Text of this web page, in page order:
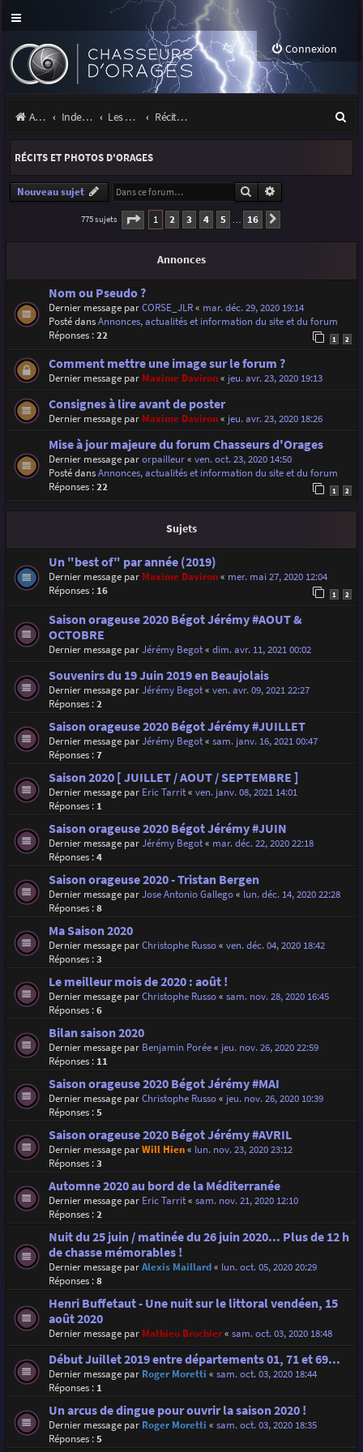
Connexion
Accueil Index du forum Les orages Récits et photos d'orages
e
r
RÉCITS ET PHOTOS D'ORAGES
Nouveau sujet Rechercher
775 sujets Page 1sur 16
1 2 3 4 5 … 16
Annonces
Nom ou Pseudo ?
Dernier message parCORSE_JLR« mar. déc. 29, 2020 19:14
Posté dansAnnonces, actualités et information du site et du forum
Réponses :22 1 2
Comment mettre une image sur le forum ?
Dernier message par Maxime Daviron« jeu. avr. 23, 2020 19:13
Consignes à lire avant de poster
Dernier message par Maxime Daviron« jeu. avr. 23, 2020 18:26
Mise à jour majeure du forum Chasseurs d'Orages
Dernier message parorpailleur« ven. oct. 23, 2020 14:50
Posté dansAnnonces, actualités et information du site et du forum
Réponses :22 1 2
Sujets
Un "best of" par année (2019)
Dernier message par Maxime Daviron« mer. mai 27, 2020 12:04
Réponses : 16 1 2
Saison orageuse 2020 Bégot Jérémy #AOUT &
OCTOBRE
Dernier message parJérémy Begot« dim. avr. 11, 2021 00:02
Souvenirs du 19 Juin 2019 en Beaujolais
Dernier message parJérémy Begot« ven. avr. 09, 2021 22:27
Réponses :2
Saison orageuse 2020 Bégot Jérémy #JUILLET
Dernier message parJérémy Begot« sam. janv. 16, 2021 00:47
Réponses :7
Saison 2020 [ JUILLET / AOUT / SEPTEMBRE ]
Dernier message par Eric Tarrit« ven. janv. 08, 2021 14:01
Réponses : 1
Saison orageuse 2020 Bégot Jérémy #JUIN
Dernier message parJérémy Begot« mar. déc. 22, 2020 22:18
Réponses :4
Saison orageuse 2020 - Tristan Bergen
Dernier message parJose Antonio Gallego« lun. déc. 14, 2020 22:28
Réponses :8
Ma Saison 2020
Dernier message parChristophe Russo« ven. déc. 04, 2020 18:42
Réponses :3
Le meilleur mois de 2020 : août !
Dernier message parChristophe Russo« sam. nov. 28, 2020 16:45
Réponses :6
Bilan saison 2020
Dernier message par Benjamin Porée« jeu. nov. 26, 2020 22:59
Réponses : 11
Saison orageuse 2020 Bégot Jérémy #MAI
Dernier message parChristophe Russo« jeu. nov. 26, 2020 10:39
Réponses :5
Saison orageuse 2020 Bégot Jérémy #AVRIL
Dernier message parWill Hien« lun. nov. 23, 2020 23:12
Réponses :3
Automne 2020 au bord de la Méditerranée
Dernier message par Eric Tarrit« sam. nov. 21, 2020 12:10
Réponses :2
Nuit du 25 juin / matinée du 26 juin 2020... Plus de 12 h
de chasse mémorables !
Dernier message parAlexis Maillard« lun. oct. 05, 2020 20:29
Réponses :8
Henri Buffetaut - Une nuit sur le littoral vendéen, 15
août 2020
Dernier message par Mathieu Brochier« sam. oct. 03, 2020 18:48
Début Juillet 2019 entre départements 01, 71 et 69...
Dernier message par Roger Moretti « sam. oct. 03, 2020 18:44
Réponses : 1
Un arcus de dingue pour ouvrir la saison 2020 !
Dernier message par Roger Moretti « sam. oct. 03, 2020 18:35
Réponses :5